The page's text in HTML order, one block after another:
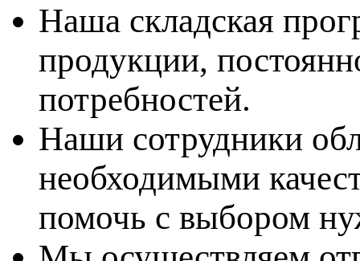
Наша складская
продукции,
потребностей.
Наши сотрудники
необходимыми
помочь с выбором